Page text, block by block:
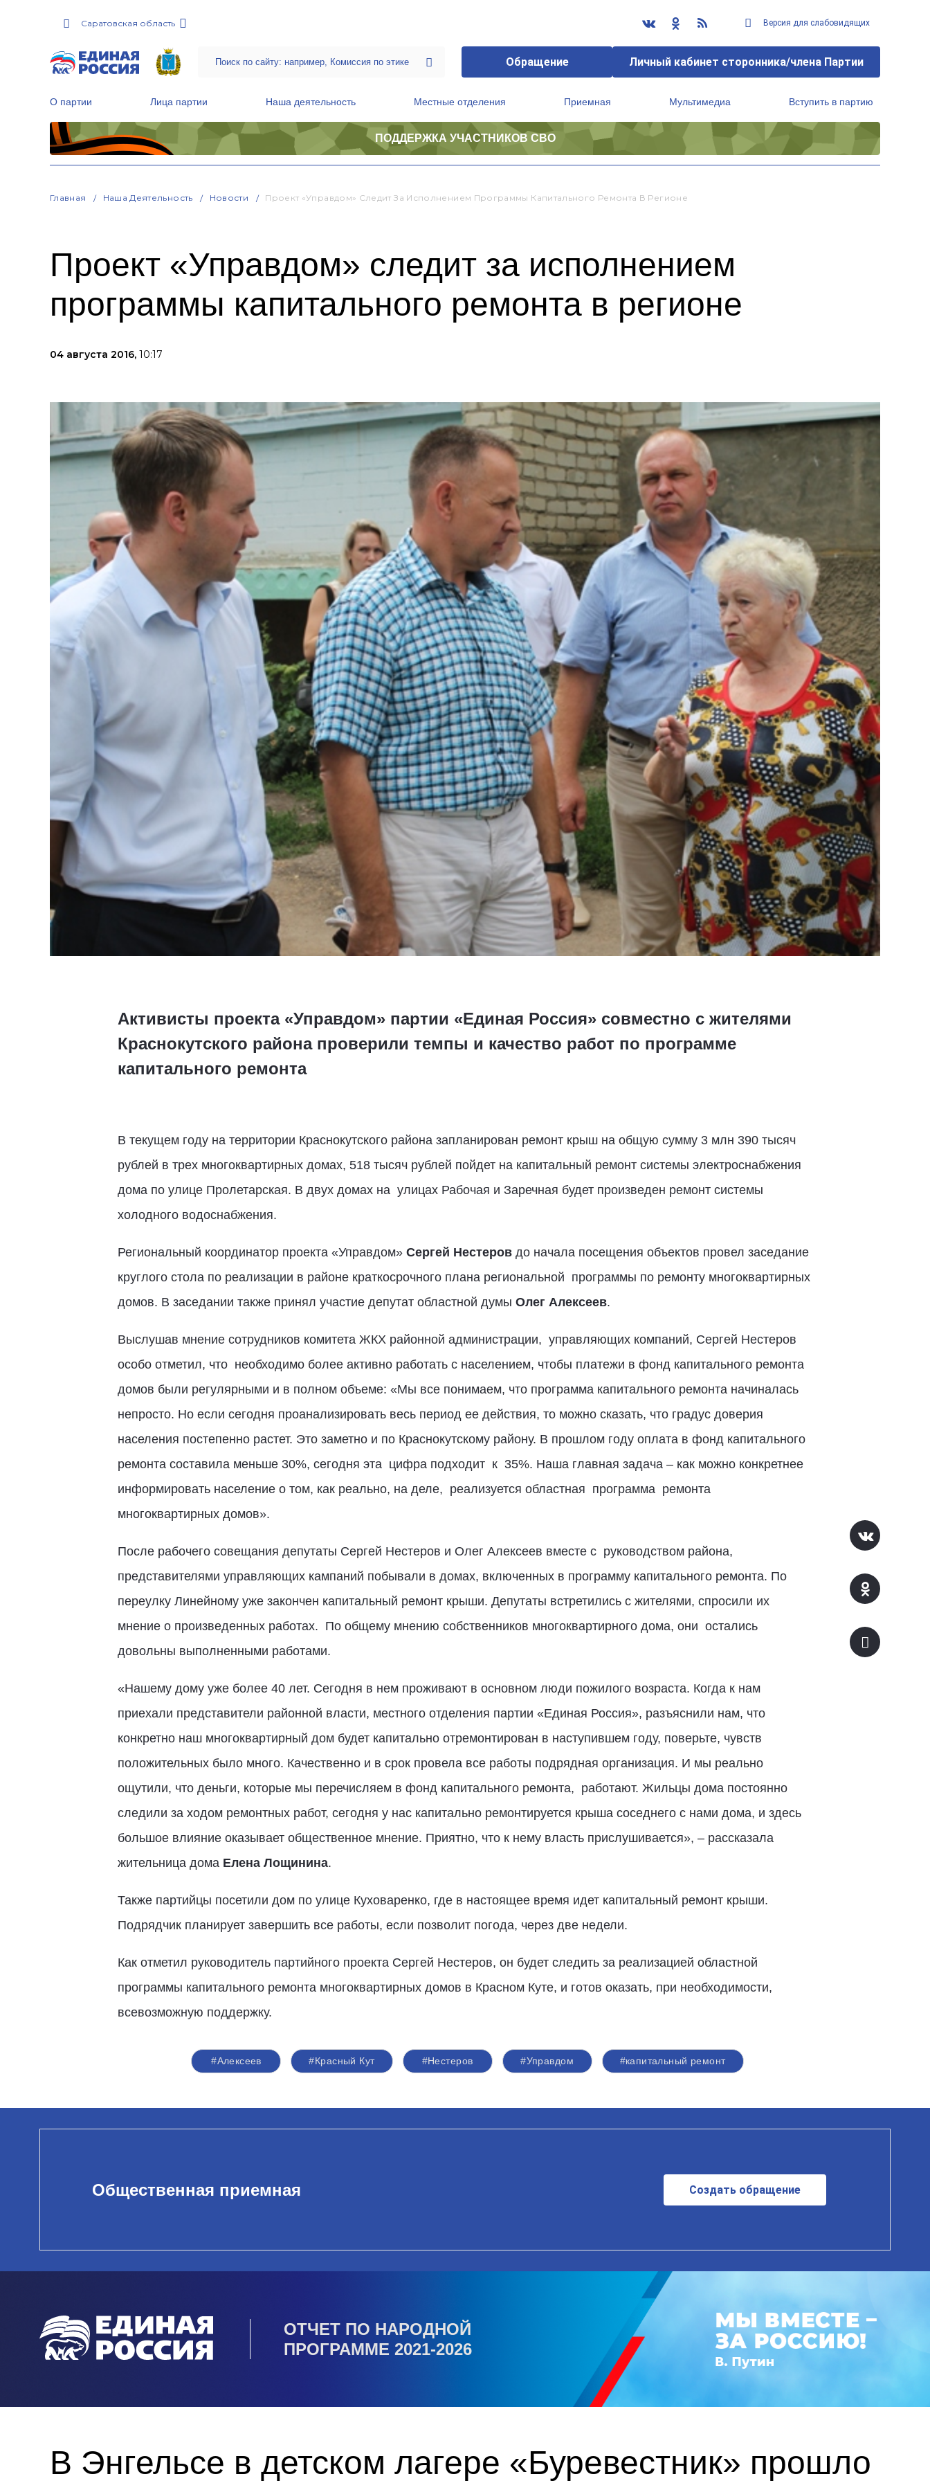
Саратовская область Версия для слабовидящих
Обращение Личный кабинет сторонника/члена Партии
О партии Лица партии Наша деятельность Местные отделения Приемная Мультимедиа Вступить в партию
ПОДДЕРЖКА УЧАСТНИКОВ СВО
Главная Наша Деятельность Новости Проект «Управдом» Следит За Исполнением Программы Капитального Ремонта В Регионе
Проект «Управдом» следит за исполнением
программы капитального ремонта в регионе
04 августа 2016, 10:17
Активисты проекта «Управдом» партии «Единая Россия» совместно с жителями
Краснокутского района проверили темпы и качество работ по программе
капитального ремонта
В текущем году на территории Краснокутского района запланирован ремонт крыш на общую сумму 3 млн 390 тысяч
рублей в трех многоквартирных домах, 518 тысяч рублей пойдет на капитальный ремонт системы электроснабжения
дома по улице Пролетарская. В двух домах на улицах Рабочая и Заречная будет произведен ремонт системы
холодного водоснабжения.
Региональный координатор проекта «Управдом» Сергей Нестеровдо начала посещения объектов провел заседание
круглого стола по реализации в районе краткосрочного плана региональной программы по ремонту многоквартирных
домов. В заседании также принял участие депутат областной думы Олег Алексеев.
Выслушав мнение сотрудников комитета ЖКХ районной администрации, управляющих компаний, Сергей Нестеров
особо отметил, что необходимо более активно работать с населением, чтобы платежи в фонд капитального ремонта
домов были регулярными и в полном объеме: «Мы все понимаем, что программа капитального ремонта начиналась
непросто. Но если сегодня проанализировать весь период ее действия, то можно сказать, что градус доверия
населения постепенно растет. Это заметно и по Краснокутскому району. В прошлом году оплата в фонд капитального
ремонта составила меньше 30%, сегодня эта цифра подходит к 35%. Наша главная задача – как можно конкретнее
информировать население о том, как реально, на деле, реализуется областная программа ремонта
многоквартирных домов».
После рабочего совещания депутаты Сергей Нестеров и Олег Алексеев вместе с руководством района,
представителями управляющих кампаний побывали в домах, включенных в программу капитального ремонта. По
переулку Линейному уже закончен капитальный ремонт крыши. Депутаты встретились с жителями, спросили их
мнение о произведенных работах. По общему мнению собственников многоквартирного дома, они остались
довольны выполненными работами.
«Нашему дому уже более 40 лет. Сегодня в нем проживают в основном люди пожилого возраста. Когда к нам
приехали представители районной власти, местного отделения партии «Единая Россия», разъяснили нам, что
конкретно наш многоквартирный дом будет капитально отремонтирован в наступившем году, поверьте, чувств
положительных было много. Качественно и в срок провела все работы подрядная организация. И мы реально
ощутили, что деньги, которые мы перечисляем в фонд капитального ремонта, работают. Жильцы дома постоянно
следили за ходом ремонтных работ, сегодня у нас капитально ремонтируется крыша соседнего с нами дома, и здесь
большое влияние оказывает общественное мнение. Приятно, что к нему власть прислушивается», – рассказала
жительница дома Елена Лощинина.
Также партийцы посетили дом по улице Куховаренко, где в настоящее время идет капитальный ремонт крыши.
Подрядчик планирует завершить все работы, если позволит погода, через две недели.
Как отметил руководитель партийного проекта Сергей Нестеров, он будет следить за реализацией областной
программы капитального ремонта многоквартирных домов в Красном Куте, и готов оказать, при необходимости,
всевозможную поддержку.
#Алексеев #Красный Кут #Нестеров #Управдом #капитальный ремонт
Общественная приемная Создать обращение
ОТЧЕТ ПО НАРОДНОЙ
ПРОГРАММЕ 2021-2026
В Энгельсе в детском лагере «Буревестник» прошло